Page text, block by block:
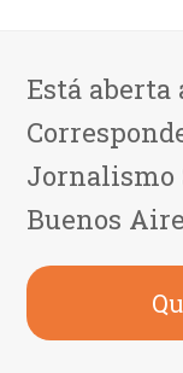
Está aberta
Jornalismo
Buenos